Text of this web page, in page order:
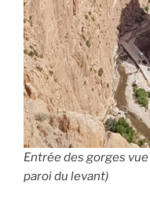
Entrée des gorges
paroi du levant)